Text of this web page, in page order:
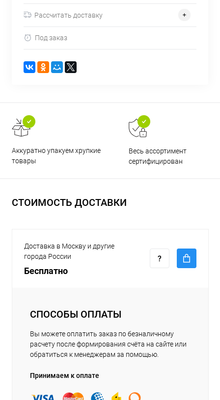
Рассчитать доставку
Под заказ
Аккуратно упакуем хрупкие
товары
Весь ассортимент
сертифицирован
СТОИМОСТЬ ДОСТАВКИ
Доставка в Москву и другие
города России
Бесплатно
СПОСОБЫ ОПЛАТЫ
Вы можете оплатить заказ по безналичному
расчету после формирования счёта на сайте или
обратиться к менеджерам за помощью.
Принимаем к оплате